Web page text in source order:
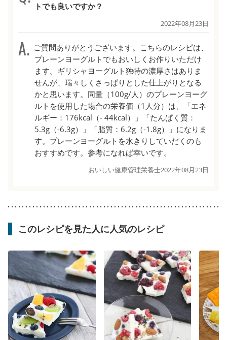
トでも良いですか？
2022年08月23日
ご質問ありがとうございます。こちらのレシピは、
プレーンヨーグルトでもおいしくお作りいただけ
ます。ギリシャヨーグルト独特の濃厚さはありま
せんが、瑞々しくさっぱりとした仕上がりとなる
かと思います。同量（100g/人）のプレーンヨーグ
ルトを使用した場合の栄養価（1人分）は、「エネ
ルギー：176kcal（- 44kcal）」「たんぱく質：
5.3g（-6.3g）」「脂質：6.2g（-1.8g）」になりま
す。プレーンヨーグルトを水きりしていだくのも
おすすめです。参考になれば幸いです。
おいしい健康管理栄養士2022年08月23日
このレシピを見た人に人気のレシピ